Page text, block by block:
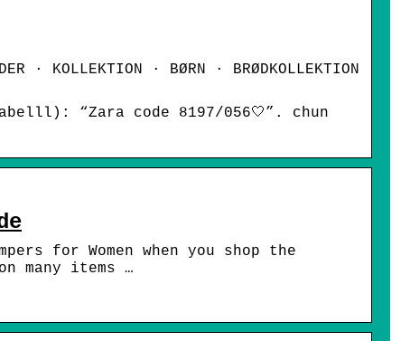
KOLLEKTION · BØRN · BRØDKOLLEKTION
“Zara code 8197/056🤍”. chun
for Women when you shop the
many items …